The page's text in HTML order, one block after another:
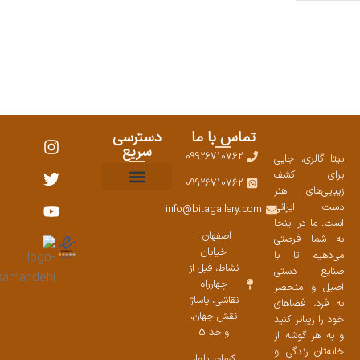
بیتا گالری، جایی
برای کشف
زیبایی‌های هنر
دست ایرانی
است. ما در اینجا
به شما فرصتی
می‌دهیم تا با
صنایع دستی
اصیل و منحصر
به فرد، فضاهای
خود را زیباتر کنید
و به هر گوشه از
خانه‌تان زندگی و
تماس با ما
09926710762
09926710762
info@bitagallery.com
اصفهان :
خیابان
نشاط، قبل از
چهارراه
نقاشی، پاساژ
نقش جهان،
واحد 5
دسترسی
سریع